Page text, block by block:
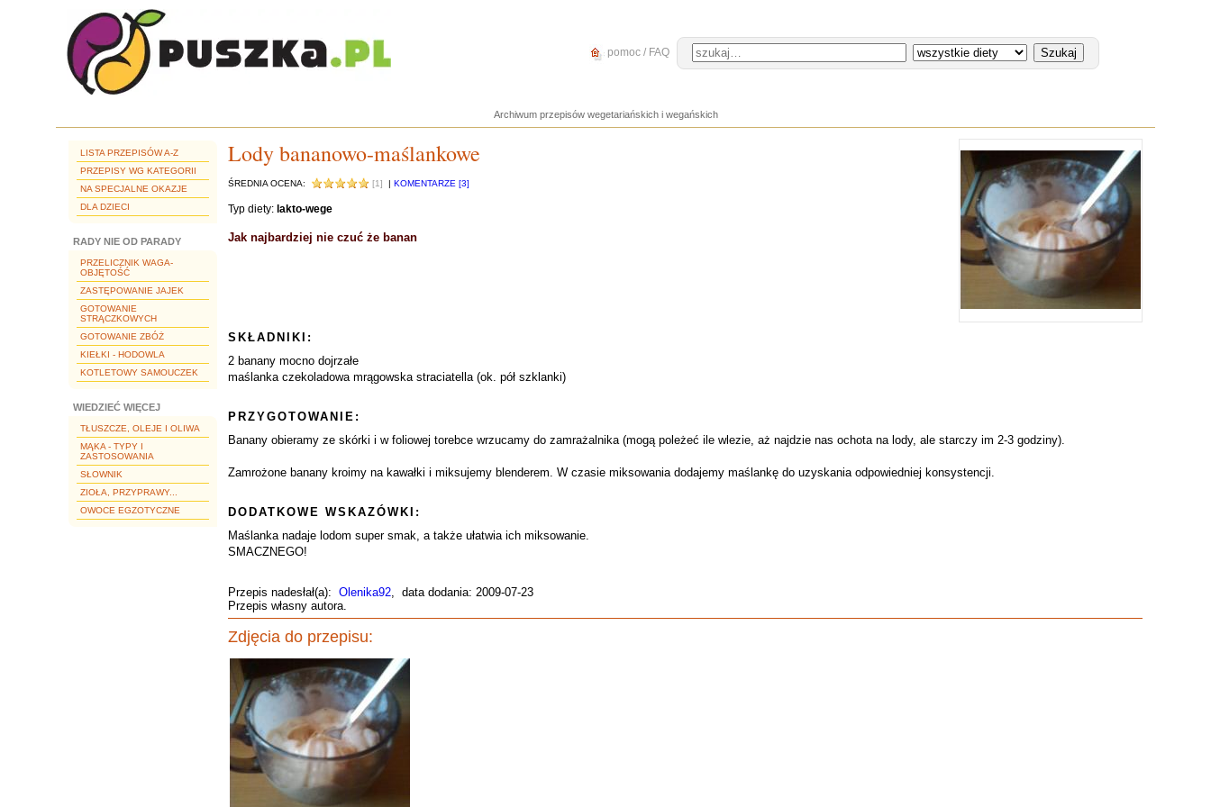
pomoc / FAQ
Archiwum przepisów wegetariańskich i wegańskich
LISTA PRZEPISÓW A-Z
PRZEPISY WG KATEGORII
NA SPECJALNE OKAZJE
DLA DZIECI
RADY NIE OD PARADY
PRZELICZNIK WAGA-
OBJĘTOŚĆ
ZASTĘPOWANIE JAJEK
GOTOWANIE
STRĄCZKOWYCH
GOTOWANIE ZBÓŻ
KIEŁKI - HODOWLA
KOTLETOWY SAMOUCZEK
WIEDZIEĆ WIĘCEJ
TŁUSZCZE, OLEJE I OLIWA
MĄKA - TYPY I
ZASTOSOWANIA
SŁOWNIK
ZIOŁA, PRZYPRAWY...
OWOCE EGZOTYCZNE
Lody bananowo-maślankowe
ŚREDNIA OCENA: [1] | KOMENTARZE [3]
Typ diety: lakto-wege
Jak najbardziej nie czuć że banan
SKŁADNIKI:
2 banany mocno dojrzałe
maślanka czekoladowa mrągowska straciatella (ok. pół szklanki)
PRZYGOTOWANIE:
Banany obieramy ze skórki i w foliowej torebce wrzucamy do zamrażalnika (mogą poleżeć ile wlezie, aż najdzie nas ochota na lody, ale starczy im 2-3 godziny).
Zamrożone banany kroimy na kawałki i miksujemy blenderem. W czasie miksowania dodajemy maślankę do uzyskania odpowiedniej konsystencji.
DODATKOWE WSKAZÓWKI:
Maślanka nadaje lodom super smak, a także ułatwia ich miksowanie.
SMACZNEGO!
Przepis nadesłał(a): Olenika92, data dodania: 2009-07-23
Przepis własny autora.
Zdjęcia do przepisu: